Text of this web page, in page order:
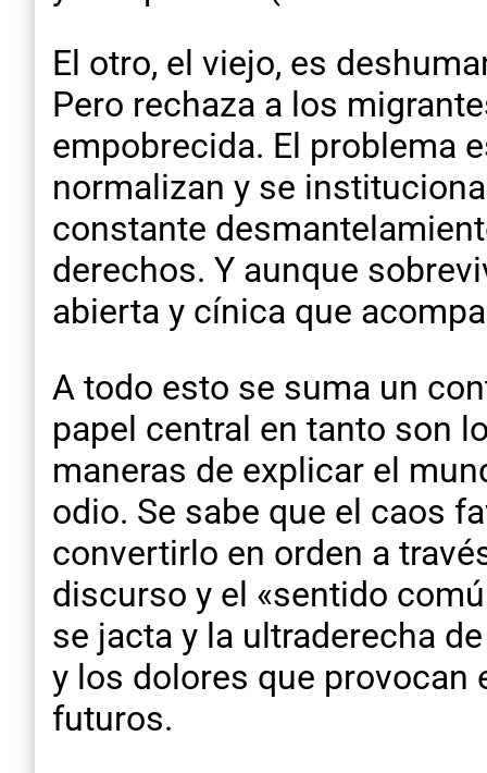
El otro, el viejo, es
Pero rechaza a los
empobrecida. El problema
normalizan y se
constante
derechos. Y aunque
abierta y cínica que
A todo esto se suma un
papel central en tanto son
maneras de explicar el
odio. Se sabe que el caos
convertirlo en orden a
discurso y el «sentido
se jacta y la ultraderecha
y los dolores que provocan
futuros.